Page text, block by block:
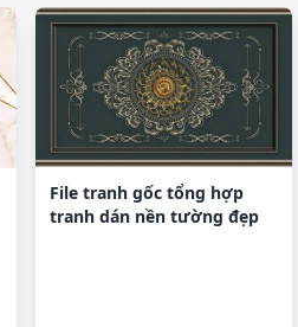
File tranh gốc tổng hợp
tranh dán nền tường đẹp